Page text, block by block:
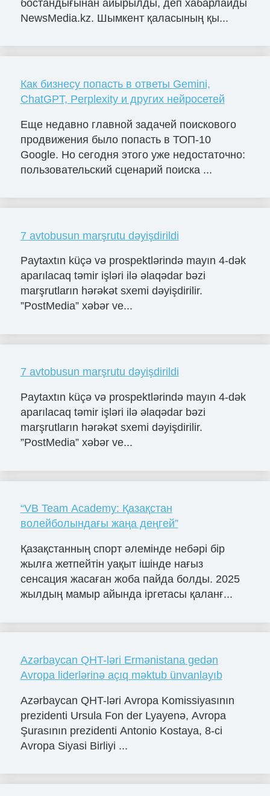
бостандығынан айырылды, деп хабарлайды
NewsMedia.kz. Шымкент қаласының қы...
Как бизнесу попасть в ответы Gemini,
ChatGPT, Perplexity и других нейросетей
Еще недавно главной задачей поискового
продвижения было попасть в ТОП-10
Google. Но сегодня этого уже недостаточно:
пользовательский сценарий поиска ...
7 avtobusun marşrutu dəyişdirildi
Paytaxtın küçə və prospektlərində mayın 4-dək
aparılacaq təmir işləri ilə əlaqədar bəzi
marşrutların hərəkət sxemi dəyişdirilir.
”PostMedia” xəbər ve...
7 avtobusun marşrutu dəyişdirildi
Paytaxtın küçə və prospektlərində mayın 4-dək
aparılacaq təmir işləri ilə əlaqədar bəzi
marşrutların hərəkət sxemi dəyişdirilir.
”PostMedia” xəbər ve...
“VB Team Academy: Қазақстан
волейболындағы жаңа деңгей”
Қазақстанның спорт әлемінде небәрі бір
жылға жетпейтін уақыт ішінде нағыз
сенсация жасаған жоба пайда болды. 2025
жылдың мамыр айында іргетасы қаланғ...
Azərbaycan QHT-ləri Ermənistana gedən
Avropa liderlərinə açıq məktub ünvanlayıb
Azərbaycan QHT-ləri Avropa Komissiyasının
prezidenti Ursula Fon der Lyayenə, Avropa
Şurasının prezidenti Antonio Kostaya, 8-ci
Avropa Siyasi Birliyi ...